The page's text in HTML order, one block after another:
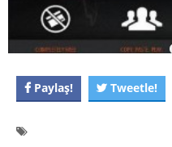
Paylaş! Tweetle!